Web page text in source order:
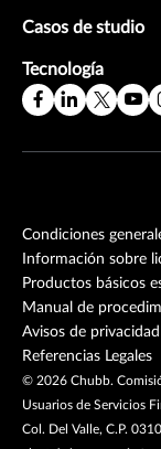
Casos de studio
Tecnología
Condiciones
Información sobre
Productos básicos
Manual de
Avisos de privacidad
Referencias Legales
© 2026 Chubb.
Usuarios de Servicios
Col. Del Valle, C.P.